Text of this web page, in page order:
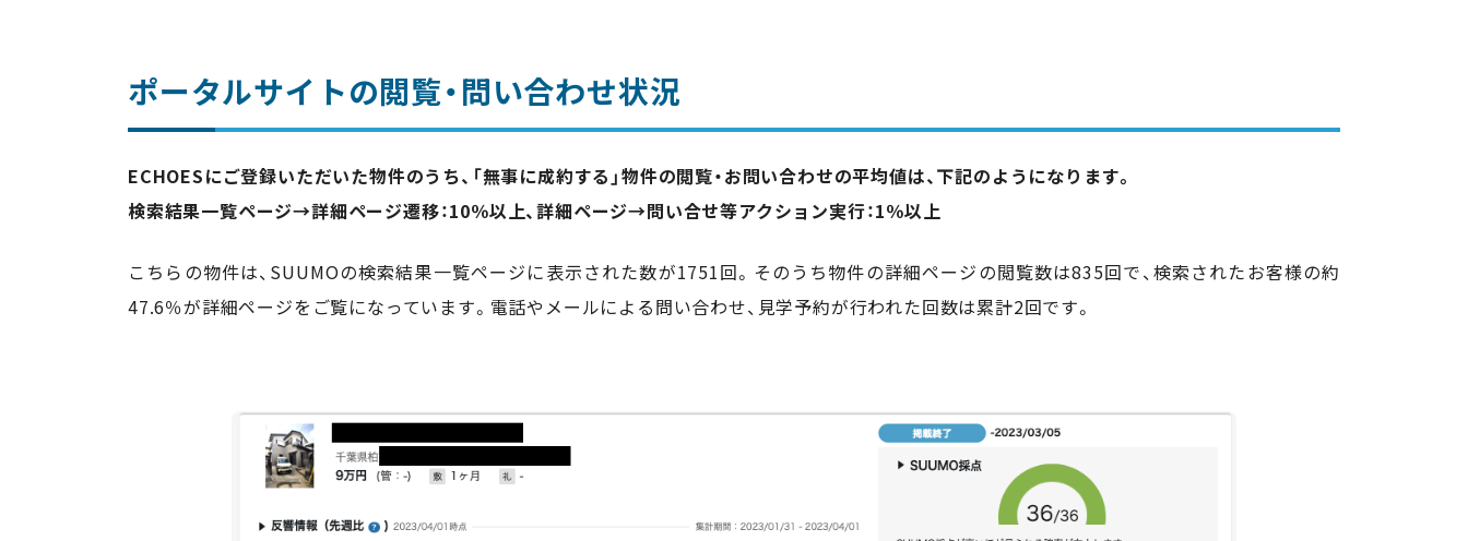
ポータルサイトの閲覧・問い合わせ状況
ECHOESにご登録いただいた物件のうち、「無事に成約する」物件の閲覧・お問い合わせの平均値は、下記のようになります。
検索結果一覧ページ→詳細ページ遷移：10％以上、詳細ページ→問い合せ等アクション実行：1％以上
こちらの物件は、SUUMOの検索結果一覧ページに表示された数が1751回。そのうち物件の詳細ページの閲覧数は835回で、検索されたお客様の約
47.6％が詳細ページをご覧になっています。電話やメールによる問い合わせ、見学予約が行われた回数は累計2回です。